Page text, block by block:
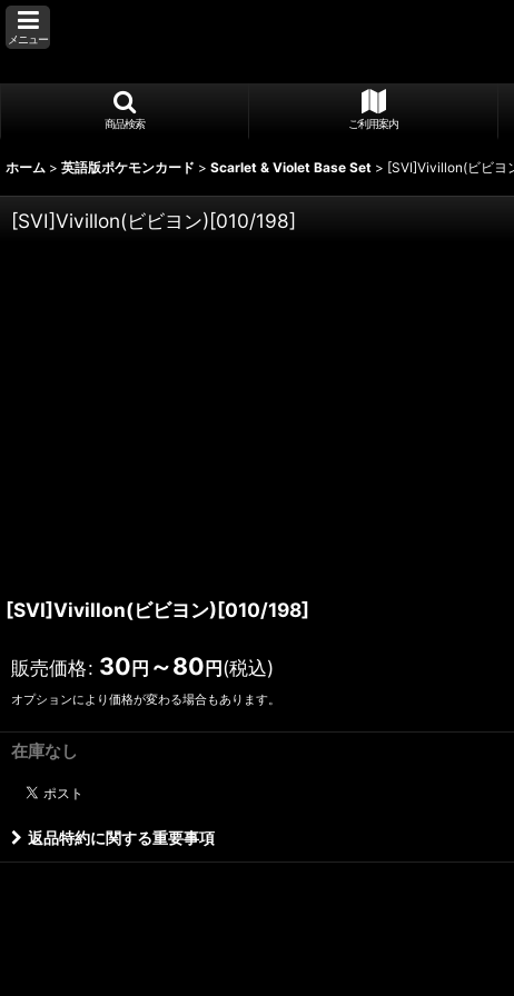
メニュー
商品検索 ご利用案内
ホーム > 英語版ポケモンカード > Scarlet & Violet Base Set > [SVI]Vivillon(ビビヨ
[SVI]Vivillon(ビビヨン)[010/198]
[SVI]Vivillon(ビビヨン)[010/198]
販売価格: 30 円 ～80 円 (税込)
オプションにより価格が変わる場合もあります。
在庫なし
返品特約に関する重要事項